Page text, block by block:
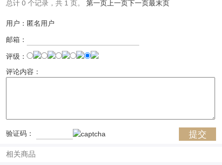
总计 0 个记录，共 1 页。 第一页 上一页下一页最末页
用户：匿名用户
邮箱：
评级：
评论内容：
验证码：
相关商品